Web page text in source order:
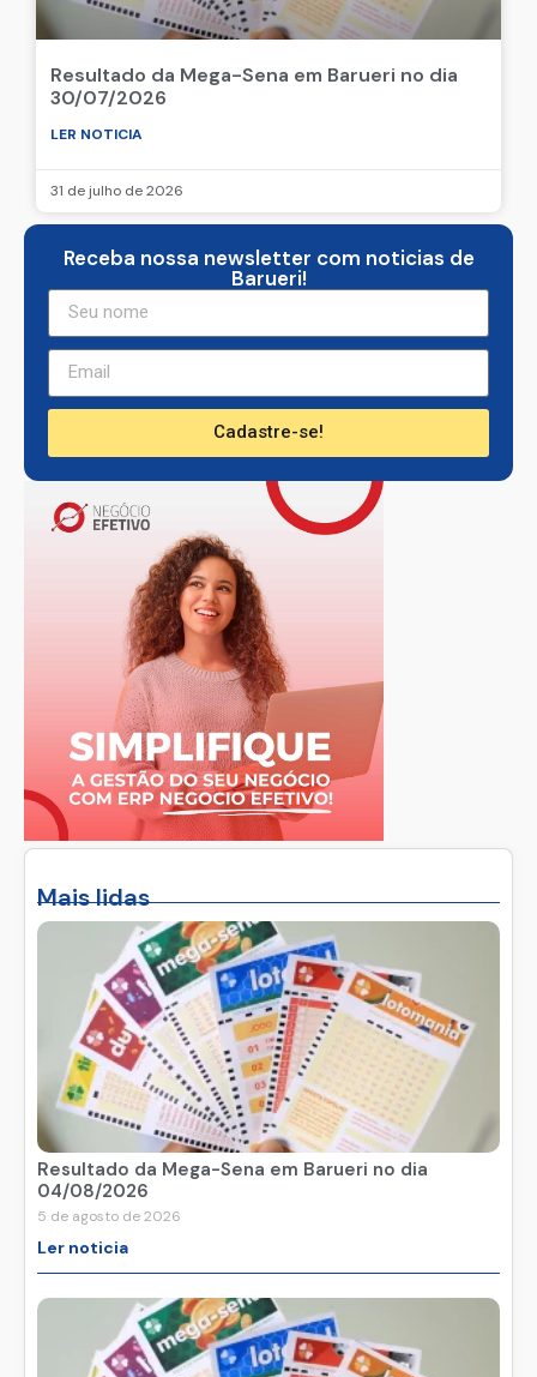
Resultado da Mega-Sena em Barueri no dia
30/07/2026
LER NOTICIA
31 de julho de 2026
Mais lidas
Resultado da Mega-Sena em Barueri no dia
04/08/2026
5 de agosto de 2026
Ler noticia
Receba nossa newsletter com noticias de
Barueri!
Cadastre-se!